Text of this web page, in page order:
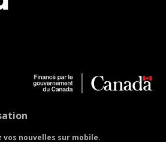
vos nouvelles sur mobile.